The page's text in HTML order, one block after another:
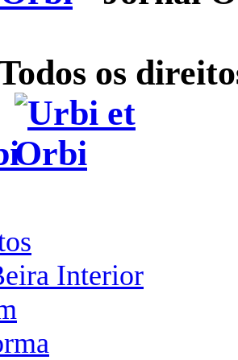
os
Interior